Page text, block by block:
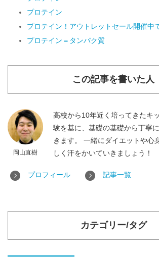
プロテイン
プロテイン！アウトレットセール開催中
プロテイン＝タンパク質
この記事を書いた人
岡山直樹
高校から10年近く培ってきたキ
験を基に、基礎の基礎から丁寧
きます。 一緒にダイエットや心
しく汗をかいていきましょう！
プロフィール 記事一覧
カテゴリー/タグ